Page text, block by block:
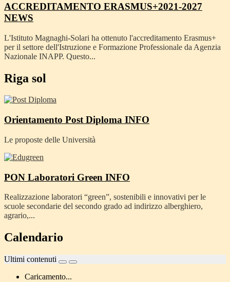
ACCREDITAMENTO ERASMUS+2021-2027
NEWS
L'Istituto Magnaghi-Solari ha ottenuto l'accreditamento Erasmus+
per il settore dell'Istruzione e Formazione Professionale da Agenzia
Nazionale INAPP. Questo...
Riga sol
Orientamento Post Diploma INFO
Le proposte delle Università
PON Laboratori Green INFO
Realizzazione laboratori “green”, sostenibili e innovativi per le
scuole secondarie del secondo grado ad indirizzo alberghiero,
agrario,...
Calendario
Ultimi contenuti
Caricamento...